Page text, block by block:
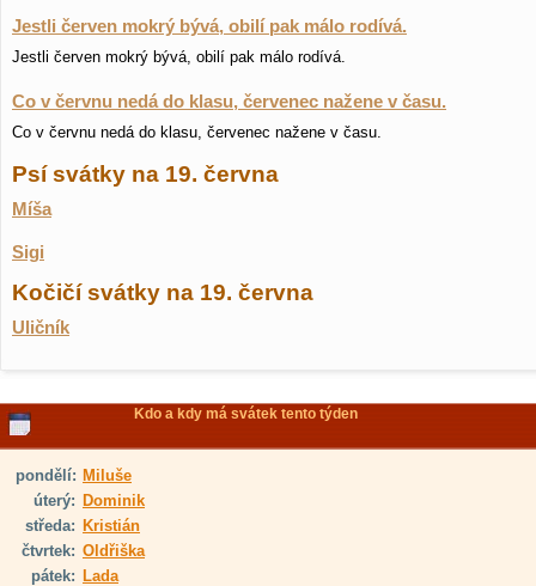
Jestli červen mokrý bývá, obilí pak málo rodívá.
Jestli červen mokrý bývá, obilí pak málo rodívá.
Co v červnu nedá do klasu, červenec nažene v času.
Co v červnu nedá do klasu, červenec nažene v času.
Psí svátky na 19. června
Míša
Sigi
Kočičí svátky na 19. června
Uličník
Kdo a kdy má svátek tento týden
pondělí: Miluše
úterý: Dominik
středa: Kristián
čtvrtek: Oldřiška
pátek: Lada